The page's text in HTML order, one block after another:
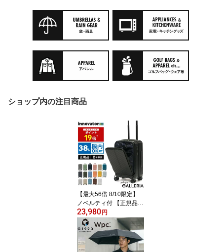
ショップ内の注目商品
【最大56倍 8/10限定】
ノベルティ付 【正規品2
年保証】 イノベーター
スーツケース 機内持ち込
み フロントオープン 軽
量 innovator キャリーケ
ース ブランド 小さめ S
23,980 円